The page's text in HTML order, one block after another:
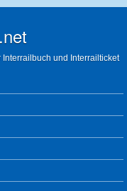
und Interrailticket